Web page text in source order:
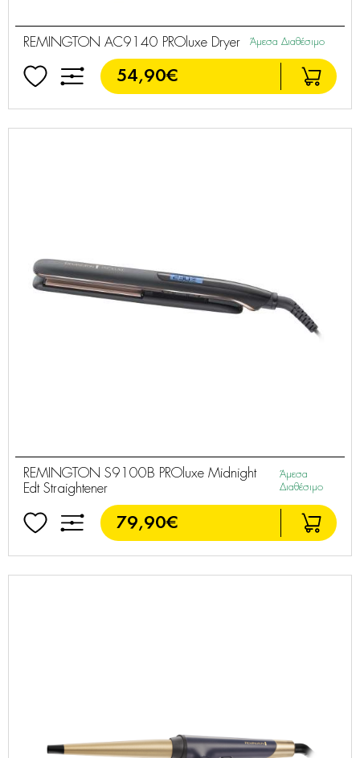
REMINGTON AC9140 PROluxe Dryer Άμεσα Διαθέσιμο
54,90€
REMINGTON S9100B PROluxe Midnight
Edt Straightener
Άμεσα
Διαθέσιμο
79,90€